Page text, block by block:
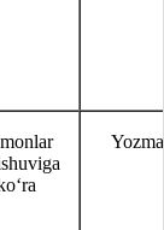
Yozma